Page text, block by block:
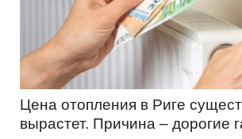
Цена отопления в Риге
вырастет. Причина – дорогие